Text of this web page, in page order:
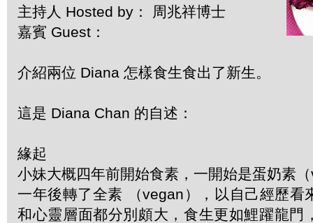
主持人 Hosted by： 周兆祥博士
嘉賓 Guest：
介紹兩位 Diana 怎樣食生食出了新生。
這是 Diana Chan 的自述：
緣起
小妹大概四年前開始食素，一開始是蛋奶素
一年後轉了全素 （vegan），以自己經歷看
和心靈層面都分別頗大，食生更如鯉躍龍門